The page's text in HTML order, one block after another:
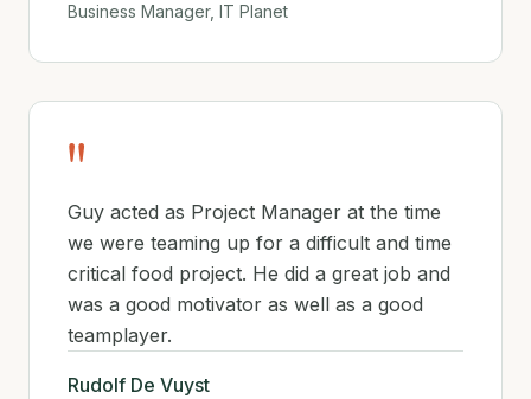
Business Manager, IT Planet
"
Guy acted as Project Manager at the time
we were teaming up for a difficult and time
critical food project. He did a great job and
was a good motivator as well as a good
teamplayer.
Rudolf De Vuyst